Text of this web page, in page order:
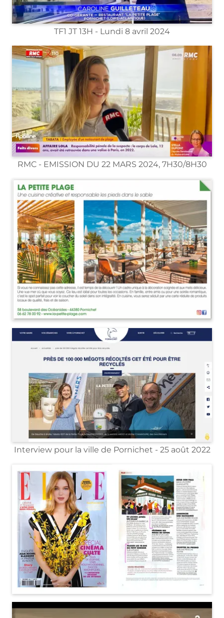
TF1 JT 13H - Lundi 8 avril 2024
RMC - EMISSION DU 22 MARS 2024, 7H30/8H30
Interview pour la ville de Pornichet - 25 août 2022